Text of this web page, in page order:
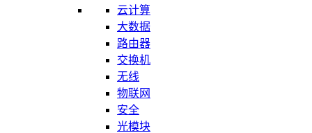
云计算
大数据
路由器
交换机
无线
物联网
安全
光模块